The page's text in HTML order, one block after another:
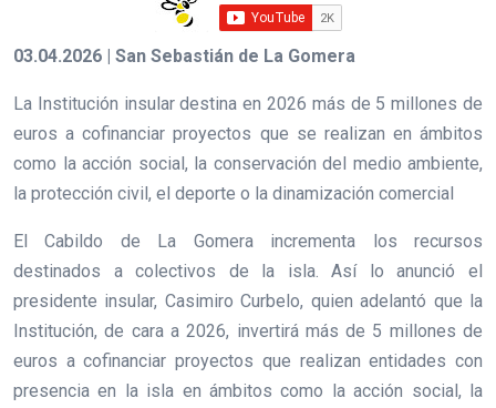
03.04.2026 | San Sebastián de La Gomera
La Institución insular destina en 2026 más de 5 millones de
euros a cofinanciar proyectos que se realizan en ámbitos
como la acción social, la conservación del medio ambiente,
la protección civil, el deporte o la dinamización comercial
El Cabildo de La Gomera incrementa los recursos
destinados a colectivos de la isla. Así lo anunció el
presidente insular, Casimiro Curbelo, quien adelantó que la
Institución, de cara a 2026, invertirá más de 5 millones de
euros a cofinanciar proyectos que realizan entidades con
presencia en la isla en ámbitos como la acción social, la